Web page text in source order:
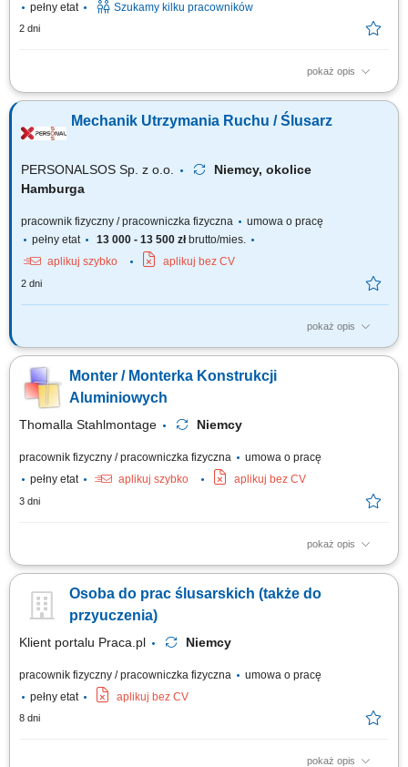
pełny etat
Szukamy kilku pracowników
2 dni
pokaż opis
Miejsce pracy: wszystkie kraje europejskie (system rotacyjny) Twoje
na podstawie rysunku technicznego, montaż budowanych konstrukcji
maszyn i urządzeń, serwis mechaniczny oraz testowanie maszyn i
Mechanik Utrzymania Ruchu / Ślusarz
PERSONALSOS Sp. z o.o.
Niemcy, okolice
Hamburga
pracownik fizyczny / pracowniczka fizyczna
umowa o pracę
pełny etat
13 000 - 13 500 złbrutto/mies.
aplikuj szybko
aplikuj bez CV
2 dni
pokaż opis
Zakres obowiązków: montaż i demontaż rurociągów oraz instalacji
oraz naprawa maszyn i urządzeń; wykonywanie drobnych modyfikacji
instalacji; montaż armatury, zaworów i elementów instalacji; prace
ślusarskie i...
Monter / Monterka Konstrukcji
Aluminiowych
Thomalla Stahlmontage Niemcy
pracownik fizyczny / pracowniczka fizyczna
umowa o pracę
pełny etat
aplikuj szybko aplikuj bez CV
3 dni
pokaż opis
montaż i składanie zabudów specjalistycznych do pojazdów
schematów montażowych, cięcie, dopasowywanie i łączenie profili
aluminiowych, wykonywanie szczepień i krótkich spawów metodą MIG
Osoba do prac ślusarskich (także do
przyuczenia)
Klient portalu Praca.pl Niemcy
pracownik fizyczny / pracowniczka fizyczna
umowa o pracę
pełny etat
aplikuj bez CV
8 dni
pokaż opis